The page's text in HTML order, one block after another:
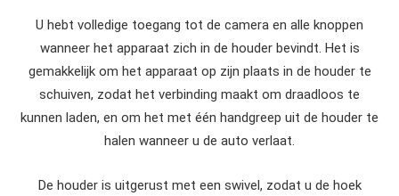
U hebt volledige toegang tot de camera en alle knoppen
wanneer het apparaat zich in de houder bevindt. Het is
gemakkelijk om het apparaat op zijn plaats in de houder te
schuiven, zodat het verbinding maakt om draadloos te
kunnen laden, en om het met één handgreep uit de houder te
halen wanneer u de auto verlaat.
De houder is uitgerust met een swivel, zodat u de hoek